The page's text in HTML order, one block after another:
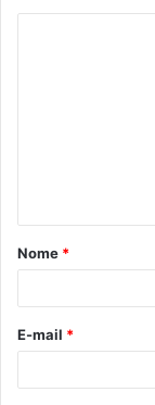
Nome *
E-mail *